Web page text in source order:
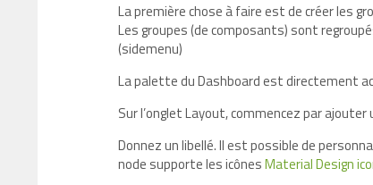
La première chose à faire est de créer les
Les groupes (de composants) sont
(sidemenu)
La palette du Dashboard est directement
Sur l’onglet Layout, commencez par ajouter
Donnez un libellé. Il est possible de
node supporte les icônesMaterial Design